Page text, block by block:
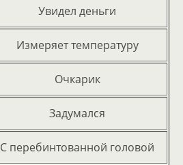
Увидел деньги
Измеряет температуру
Очкарик
Задумался
С перебинтованной головой